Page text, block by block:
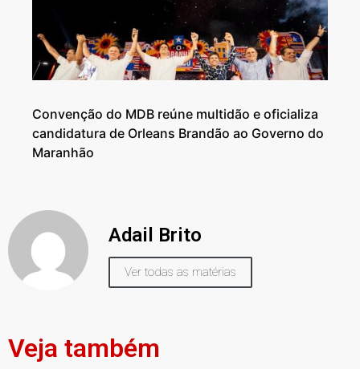
Convenção do MDB reúne multidão e oficializa
candidatura de Orleans Brandão ao Governo do
Maranhão
Adail Brito
Ver todas as matérias
Veja também